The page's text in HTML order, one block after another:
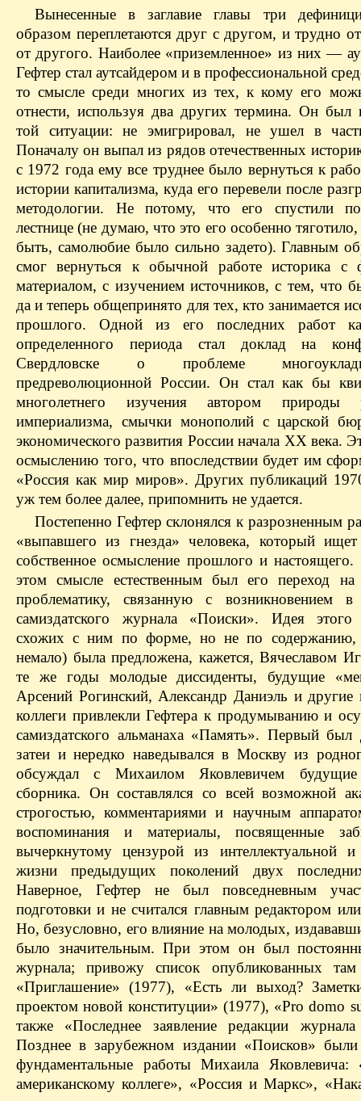
Вынесенные в заглавие главы три
образом переплетаются друг с другом, и трудно
от другого. Наиболее «приземленное» из них —
Гефтер стал аутсайдером и в профессио­нальной
то смысле среди многих из тех, к кому его
отнести, используя два других термина. Он был
той ситуации: не эмигрировал, не ушел в
Поначалу он выпал из рядов отечественных
с 1972 года ему все труднее было вернуться к
истории капитализма, куда его перевели после
методологии. Не потому, что его спустили
лестнице (не думаю, что это его особенно
быть, самолюбие было сильно задето). Главным
смог вернуться к обычной работе историка с
материалом, с изучением источников, с тем, что
да и теперь общепринято для тех, кто занимается
прошлого. Одной из его последних работ
определенного периода стал доклад на
Свердловске о проблеме
предреволюционной России. Он стал как бы
многолетнего изучения автором природы
империализма, смычки монополий с царской
экономического развития России начала XX века.
осмыслению того, что впоследствии будет им
«Россия как мир миров». Других публикаций
уж тем более далее, припомнить не удается.
Постепенно Гефтер склонялся к разрозненным
«выпавшего из гнезда» человека, который
собственное осмысление прошлого и
этом смысле естественным был его переход на
проблематику, связанную с возникновением
самиздатского журнала «Поиски». Идея
схожих с ним по форме, но не по содержанию,
немало) была предложена, кажется, Вячеславом
те же годы молодые диссиденты, будущие
Арсений Рогинский, Александр Даниэль и другие
коллеги привлекли Гефтера к продумыванию и
самиздатского альманаха «Память». Первый
затеи и нередко наведывался в Москву из
обсуждал с Михаилом Яковлевичем будущие
сборника. Он составлялся со всей возможной
строгостью, комментариями и научным
воспоминания и материалы, посвященные
вычеркнутому цензурой из интеллектуальной и
жизни предыдущих поколений двух
Наверное, Гефтер не был повседневным
подготовки и не считался главным редактором
Но, безусловно, его влияние на молодых,
было значительным. При этом он был
журнала; привожу список опубликованных
«Приглашение» (1977), «Есть ли выход?
проектом новой конституции» (1977), «Pro domo
также «Последнее заявление редакции
Позднее в зарубежном издании «Поисков» были
фундаментальные работы Михаила Яковлевича:
американскому коллеге», «Россия и Маркс»,